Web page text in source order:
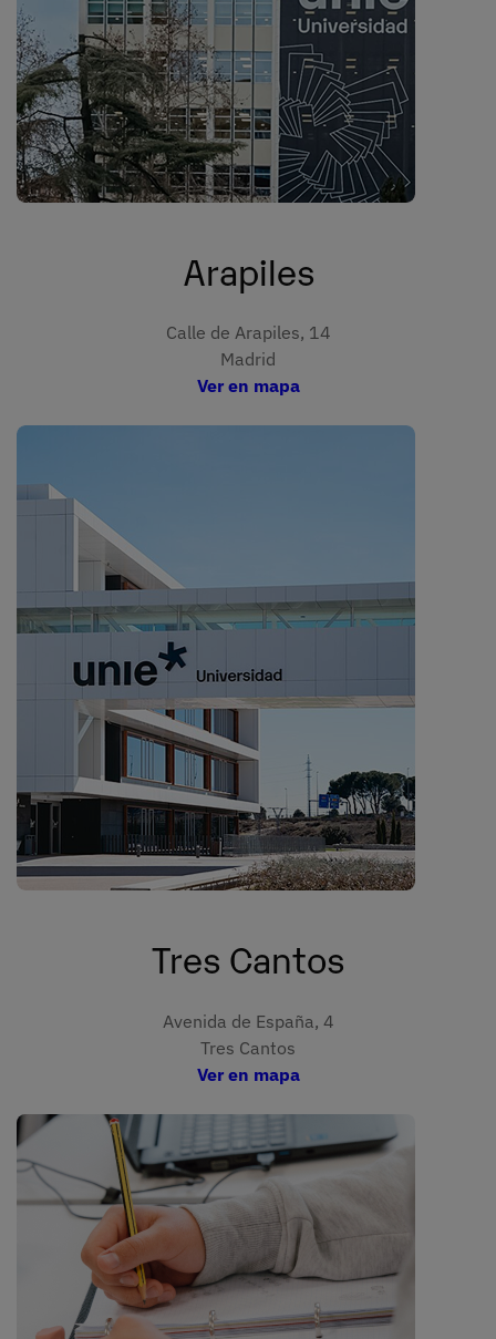
Arapiles
Calle de Arapiles, 14
Madrid
Ver en mapa
Imagen
Tres Cantos
Avenida de España, 4
Tres Cantos
Ver en mapa
Imagen